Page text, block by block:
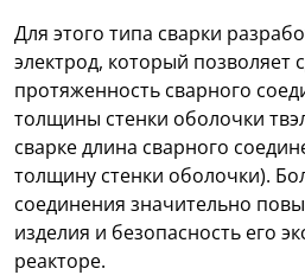
Для этого типа сварки
электрод, который позволяет
протяженность сварного
толщины стенки оболочки
сварке длина сварного
толщину стенки оболочки).
соединения значительно
изделия и безопасность его
реакторе.